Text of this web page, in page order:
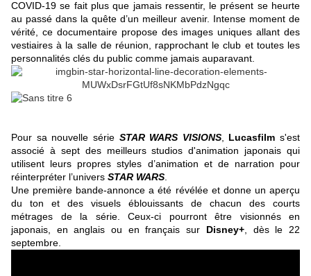
COVID-19 se fait plus que jamais ressentir, le présent se heurte
au passé dans la quête d’un meilleur avenir. Intense moment de
vérité, ce documentaire propose des images uniques allant des
vestiaires à la salle de réunion, rapprochant le club et toutes les
personnalités clés du public comme jamais auparavant.
Pour sa nouvelle série STAR WARS VISIONS, Lucasfilm s'est
associé à sept des meilleurs studios d'animation japonais qui
utilisent leurs propres styles d’animation et de narration pour
réinterpréter l’univers STAR WARS
Une première bande-annonce a été révélée et donne un aperçu
du ton et des visuels éblouissants de chacun des courts
métrages de la série. Ceux-ci pourront être visionnés en
japonais, en anglais ou en français sur Disney+, dès le 22
septembre.